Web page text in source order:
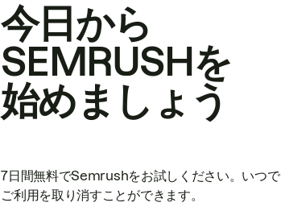
今日から
SEMRUSHを
始めましょう
7日間無料でSemrushをお試しください。いつ
ご利用を取り消すことができます。